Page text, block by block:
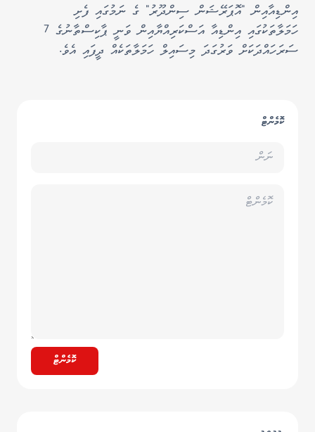
އިންޑިއާއިން "އޮޕަރޭޝަން ސިންދޫރު" ގެ ނަމުގައި ފެށި
ހަމަލާތަކުގައި އިންޑިއާ އަސްކަރިއްޔާއިން ވަނީ ޕާކިސްތާނުގެ 7
ސަރަހައްދަކަށް ވަރުގަދަ މިސައިލް ހަމަލާތަކެއް ދީފައި އެވެ.
ކޮމެންޓް
ކޮމެންޓް